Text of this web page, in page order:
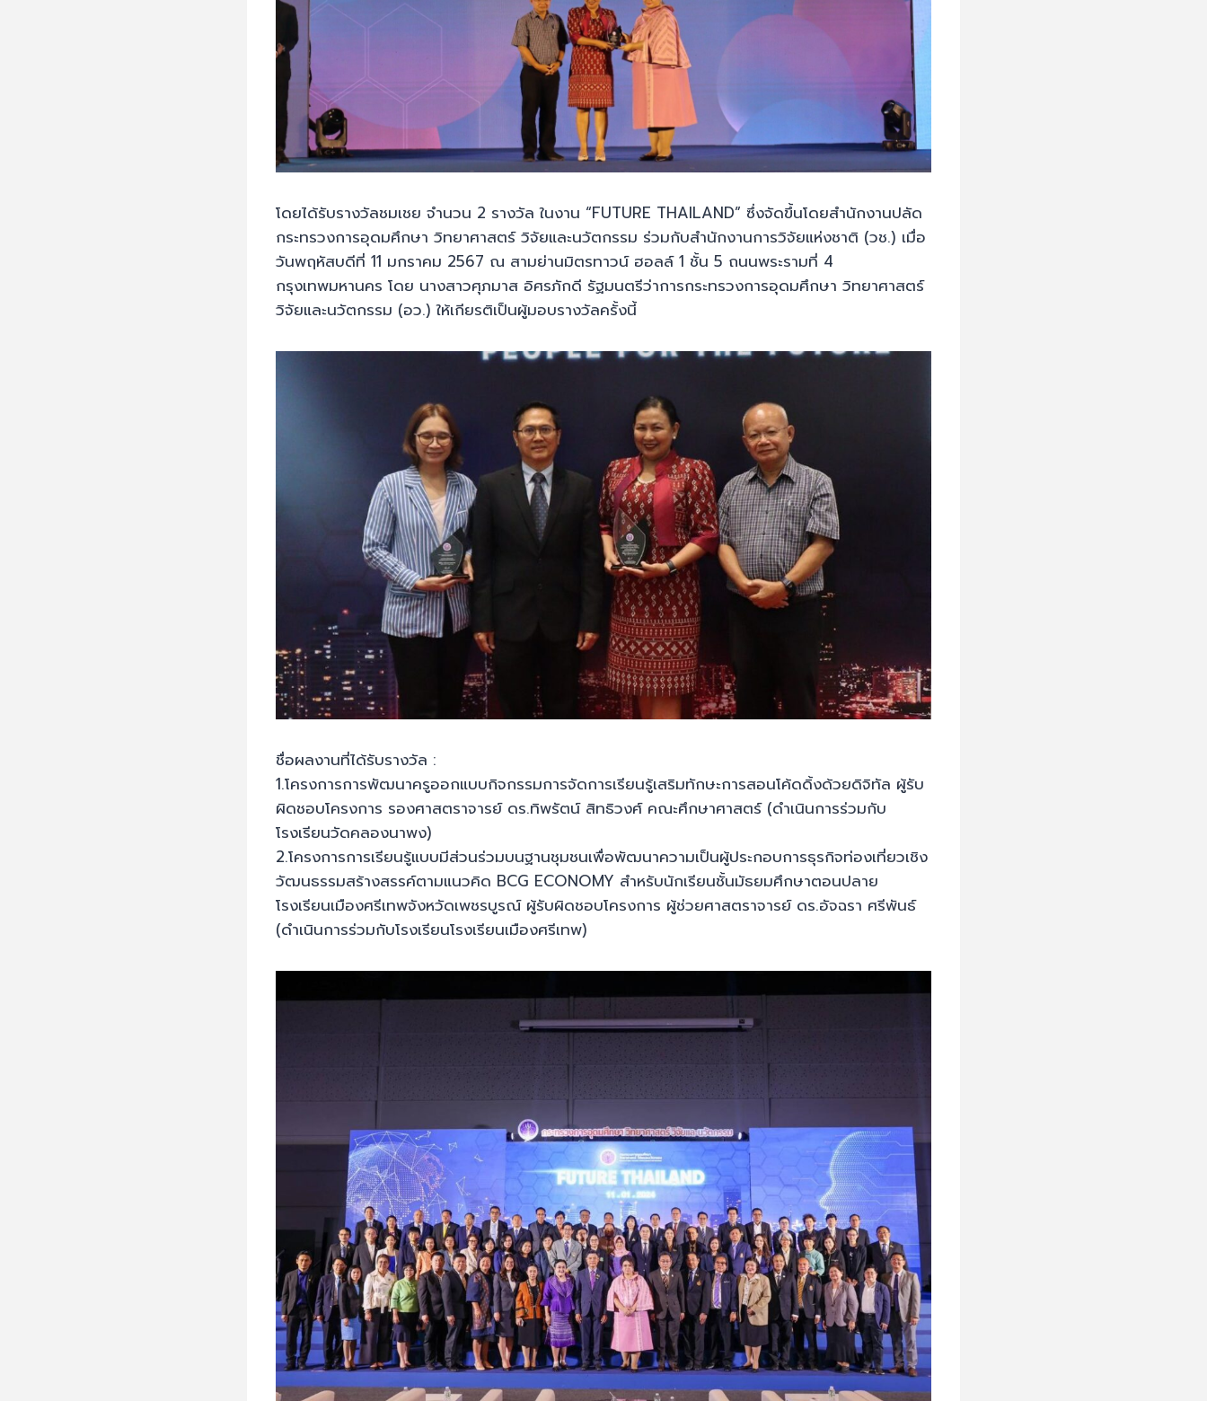
โดยได้รับรางวัลชมเชย จำนวน 2 รางวัล ในงาน “FUTURE THAILAND” ซึ่งจัดขึ้นโดยสำนักงานปลัด
กระทรวงการอุดมศึกษา วิทยาศาสตร์ วิจัยและนวัตกรรม ร่วมกับสำนักงานการวิจัยแห่งชาติ (วช.) เมื่อ
วันพฤหัสบดีที่ 11 มกราคม 2567 ณ สามย่านมิตรทาวน์ ฮอลล์ 1 ชั้น 5 ถนนพระรามที่ 4
กรุงเทพมหานคร โดย นางสาวศุภมาส อิศรภักดี รัฐมนตรีว่าการกระทรวงการอุดมศึกษา วิทยาศาสตร์
วิจัยและนวัตกรรม (อว.) ให้เกียรติเป็นผู้มอบรางวัลครั้งนี้
ชื่อผลงานที่ได้รับรางวัล :
1.โครงการการพัฒนาครูออกแบบกิจกรรมการจัดการเรียนรู้เสริมทักษะการสอนโค้ดดิ้งด้วยดิจิทัล ผู้รับ
ผิดชอบโครงการ รองศาสตราจารย์ ดร.ทิพรัตน์ สิทธิวงศ์ คณะศึกษาศาสตร์ (ดำเนินการร่วมกับ
โรงเรียนวัดคลองนาพง)
2.โครงการการเรียนรู้แบบมีส่วนร่วมบนฐานชุมชนเพื่อพัฒนาความเป็นผู้ประกอบการธุรกิจท่องเที่ยวเชิง
วัฒนธรรมสร้างสรรค์ตามแนวคิด BCG ECONOMY สำหรับนักเรียนชั้นมัธยมศึกษาตอนปลาย
โรงเรียนเมืองศรีเทพจังหวัดเพชรบูรณ์ ผู้รับผิดชอบโครงการ ผู้ช่วยศาสตราจารย์ ดร.อัจฉรา ศรีพันธ์
(ดำเนินการร่วมกับโรงเรียนโรงเรียนเมืองศรีเทพ)